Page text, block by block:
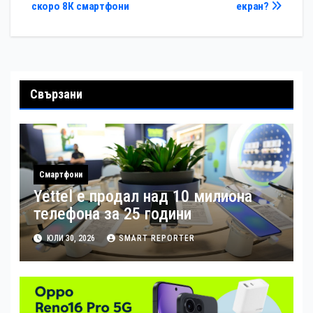
екран?
скоро 8К смартфони
Свързани
Смартфони
Yettel е продал над 10 милиона
телефона за 25 години
ЮЛИ 30, 2026 SMART REPORTER